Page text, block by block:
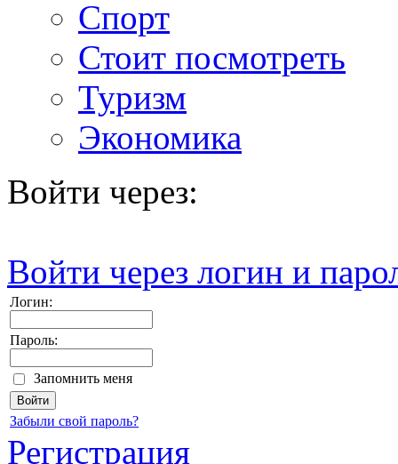
Спорт
Стоит посмотреть
Туризм
Экономика
Войти через:
Войти через логин и
Логин:
Пароль:
Запомнить меня
Забыли свой пароль?
Регистрация